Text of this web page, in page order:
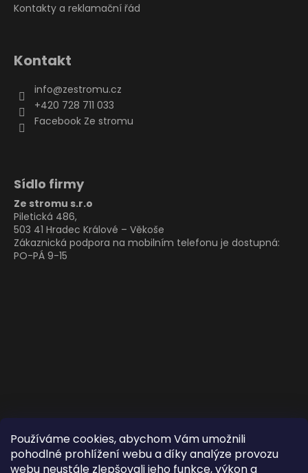
Používáme cookies, abychom Vám umožnili
pohodlné prohlížení webu a díky analýze provozu
webu neustále zlepšovali jeho funkce, výkon a
Kontakty a reklamační řád
Kontakt
info@zestromu.cz
+420 728 711 033
Facebook Ze stromu
Sídlo firmy
Ze stromu s.r.o
Piletická 486,
503 41 Hradec Králové – Věkoše
Zákaznická podpora na mobilním telefonu je dostupná:
PO-PÁ 9-15